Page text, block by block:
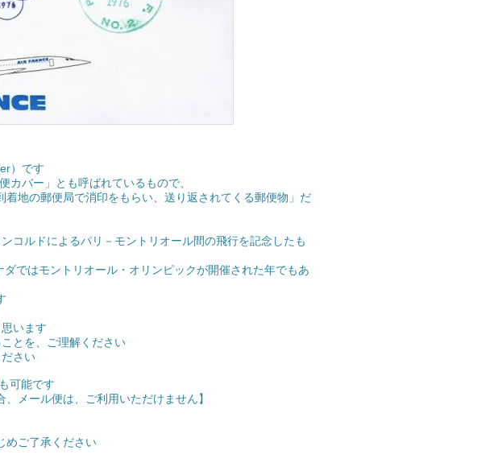
）です
バー」とも呼ばれているもので、
地の郵便局で消印をもらい、送り返されてくる郵便物」だ
コルドによるパリ－モントリオール間の飛行を記念したも
ではモントリオール・オリンピックが開催された年でもあ
います
とを、ご理解ください
さい
可能です
メール便は、ご利用いただけません】
めご了承ください